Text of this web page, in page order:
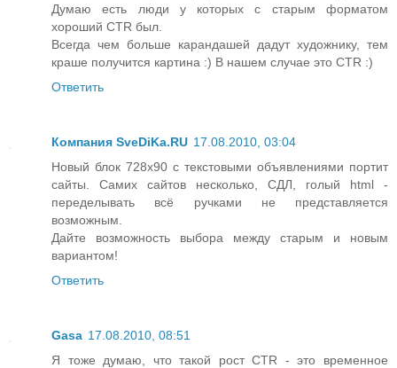
Думаю есть люди у которых с старым форматом
хороший CTR был.
Всегда чем больше карандашей дадут художнику, тем
краше получится картина :) В нашем случае это CTR :)
Ответить
Компания SveDiKa.RU 17.08.2010, 03:04
Новый блок 728х90 с текстовыми объявлениями портит
сайты. Самих сайтов несколько, СДЛ, голый html -
переделывать всё ручками не представляется
возможным.
Дайте возможность выбора между старым и новым
вариантом!
Ответить
Gasa 17.08.2010, 08:51
Я тоже думаю, что такой рост CTR - это временное